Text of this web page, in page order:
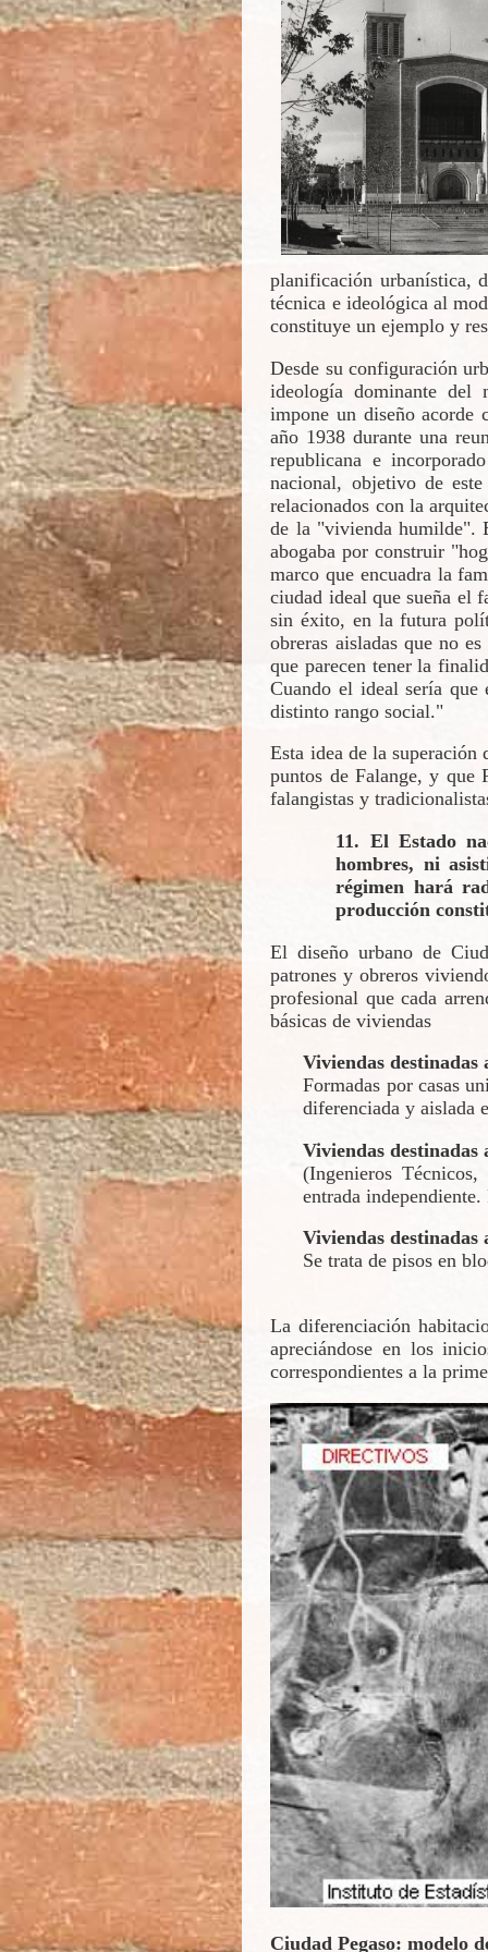
planificación urbanística,
técnica e ideológica al
constituye un ejemplo y
Desde su configuración
ideología dominante del
impone un diseño acorde
año 1938 durante una
republicana e
nacional, objetivo de
relacionados con la
de la "vivienda humilde".
abogaba por construir
marco que encuadra la
ciudad ideal que sueña el
sin éxito, en la futura
obreras aisladas que no
que parecen tener la
Cuando el ideal sería que
distinto rango social."
Esta idea de la
puntos de Falange, y que
falangistas y
11. El Estado
hombres, ni
régimen hará
producción
El diseño urbano de
patrones y obreros
profesional que cada
básicas de viviendas
Viviendas destinadas
Formadas por casas
diferenciada y aislada
Viviendas destinadas
(Ingenieros
entrada
Viviendas destinadas
Se trata de pisos en
La diferenciación
apreciándose en los
correspondientes a la
Ciudad Pegaso: modelo